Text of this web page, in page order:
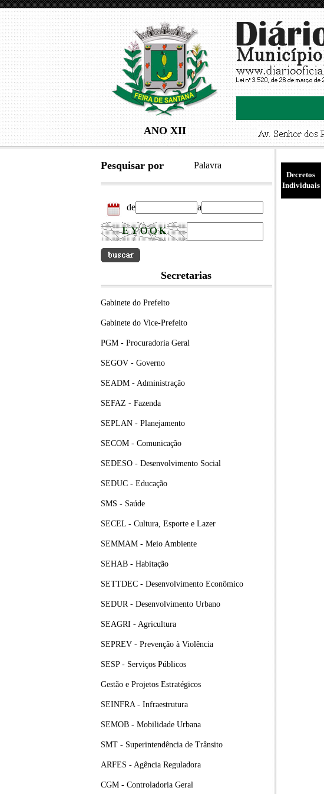
ANO XII
Pesquisar por Palavra
de a
Secretarias
Gabinete do Prefeito
Gabinete do Vice-Prefeito
PGM - Procuradoria Geral
SEGOV - Governo
SEADM - Administração
SEFAZ - Fazenda
SEPLAN - Planejamento
SECOM - Comunicação
SEDESO - Desenvolvimento Social
SEDUC - Educação
SMS - Saúde
SECEL - Cultura, Esporte e Lazer
SEMMAM - Meio Ambiente
SEHAB - Habitação
SETTDEC - Desenvolvimento Econômico
SEDUR - Desenvolvimento Urbano
SEAGRI - Agricultura
SEPREV - Prevenção à Violência
SESP - Serviços Públicos
Gestão e Projetos Estratégicos
SEINFRA - Infraestrutura
SEMOB - Mobilidade Urbana
SMT - Superintendência de Trânsito
ARFES - Agência Reguladora
CGM - Controladoria Geral
Decretos
Individuais